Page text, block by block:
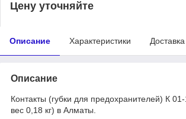
Цену уточняйте
Описание Характеристики Доставка
Описание
Контакты (губки для предохранителей) К
вес 0,18 кг) в Алматы.